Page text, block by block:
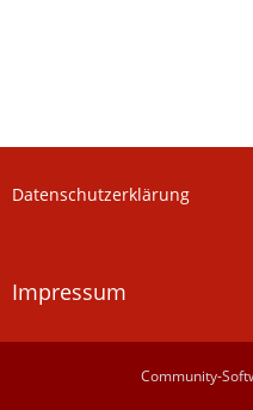
Datenschutzerklärung
Impressum
Community-